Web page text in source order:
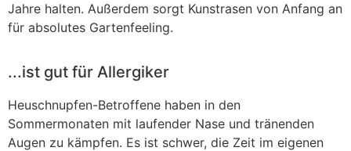
Jahre halten. Außerdem sorgt Kunstrasen von Anfang an
für absolutes Gartenfeeling.
...ist gut für Allergiker
Heuschnupfen-Betroffene haben in den
Sommermonaten mit laufender Nase und tränenden
Augen zu kämpfen. Es ist schwer, die Zeit im eigenen